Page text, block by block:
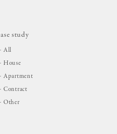
study
All
House
Apartment
Contract
Other